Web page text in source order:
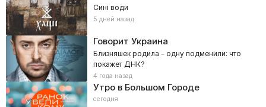
Сині води
5 дней назад
Говорит Украина
Близняшек родила – одну подменили: что
покажет ДНК?
4 года назад
Утро в Большом Городе
сегодня